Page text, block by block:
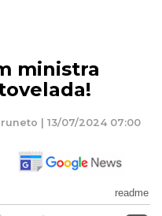
ministra
| 13/07/2024 07:00
readme